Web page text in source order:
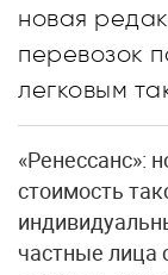
новая
перевозок
легковым
«Ренессанс»:
стоимость
частные лица